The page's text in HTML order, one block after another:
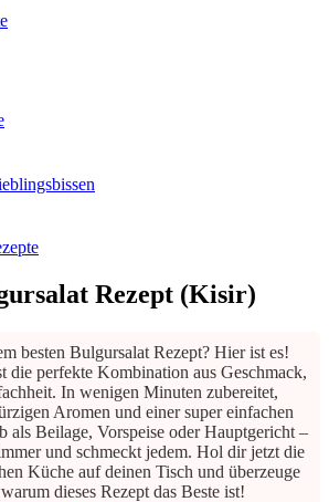
Rezept (Kisir)
besten Bulgursalat Rezept? Hier ist es!
die perfekte Kombination aus Geschmack,
In wenigen Minuten zubereitet,
Aromen und einer super einfachen
als Beilage, Vorspeise oder Hauptgericht –
und schmeckt jedem. Hol dir jetzt die
Küche auf deinen Tisch und überzeuge
dieses Rezept das Beste ist!